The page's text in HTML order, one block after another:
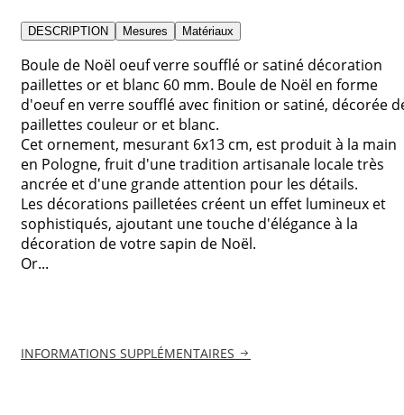
DESCRIPTION Mesures Matériaux
Boule de Noël oeuf verre soufflé or satiné décoration
paillettes or et blanc 60 mm. Boule de Noël en forme
d'oeuf en verre soufflé avec finition or satiné, décorée
paillettes couleur or et blanc.
Cet ornement, mesurant 6x13 cm, est produit à la main
en Pologne, fruit d'une tradition artisanale locale très
ancrée et d'une grande attention pour les détails.
Les décorations pailletées créent un effet lumineux et
sophistiqués, ajoutant une touche d'élégance à la
décoration de votre sapin de Noël.
Or...
INFORMATIONS SUPPLÉMENTAIRES